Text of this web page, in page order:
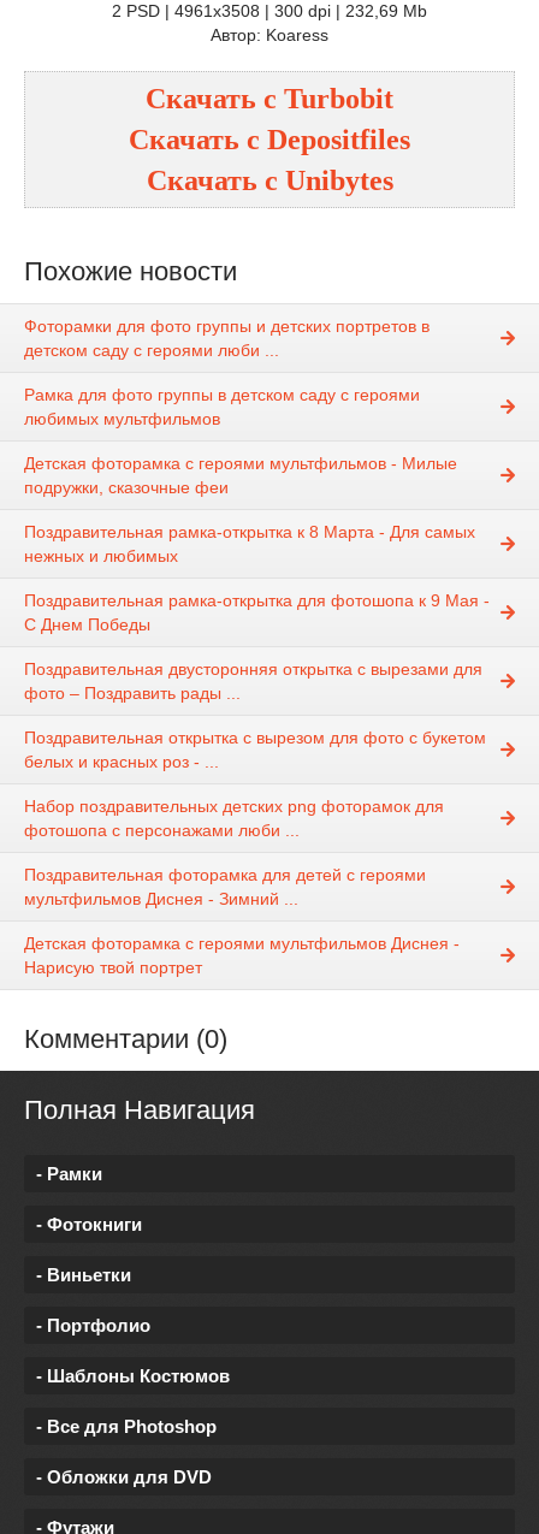
2 PSD | 4961x3508 | 300 dpi | 232,69 Mb
Автор: Koaress
Скачать с Turbobit
Скачать с Depositfiles
Скачать с Unibytes
Похожие новости
Фоторамки для фото группы и детских портретов в
детском саду с героями люби ...
Рамка для фото группы в детском саду с героями
любимых мультфильмов
Детская фоторамка с героями мультфильмов - Милые
подружки, сказочные феи
Поздравительная рамка-открытка к 8 Марта - Для самых
нежных и любимых
Поздравительная рамка-открытка для фотошопа к 9 Мая -
С Днем Победы
Поздравительная двусторонняя открытка с вырезами для
фото – Поздравить рады ...
Поздравительная открытка с вырезом для фото с букетом
белых и красных роз - ...
Набор поздравительных детских png фоторамок для
фотошопа с персонажами люби ...
Поздравительная фоторамка для детей с героями
мультфильмов Диснея - Зимний ...
Детская фоторамка с героями мультфильмов Диснея -
Нарисую твой портрет
Комментарии (0)
Полная Навигация
- Рамки
- Фотокниги
- Виньетки
- Портфолио
- Шаблоны Костюмов
- Все для Photoshop
- Обложки для DVD
- Футажи